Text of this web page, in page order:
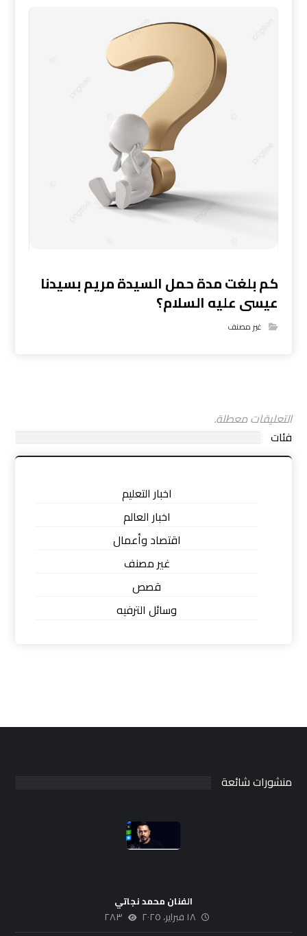
كم بلغت مدة حمل السيدة مريم بسيدنا
عيسى عليه السلام؟
غير مصنف
التعليقات معطلة.
فئات
اخبار التعليم
اخبار العالم
اقتصاد وأعمال
غير مصنف
قصص
وسائل الترفيه
منشورات شائعة
الفنان محمد نجاتي
١٨ فبراير، ٢٠٢٥ ٢٨٣